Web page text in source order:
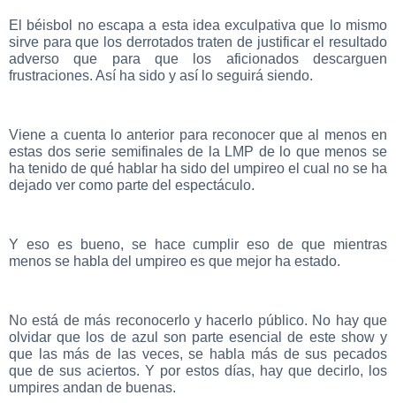
El béisbol no escapa a esta idea exculpativa que lo mismo
sirve para que los derrotados traten de justificar el resultado
adverso que para que los aficionados descarguen
frustraciones. Así ha sido y así lo seguirá siendo.
Viene a cuenta lo anterior para reconocer que al menos en
estas dos serie semifinales de la LMP de lo que menos se
ha tenido de qué hablar ha sido del umpireo el cual no se ha
dejado ver como parte del espectáculo.
Y eso es bueno, se hace cumplir eso de que mientras
menos se habla del umpireo es que mejor ha estado.
No está de más reconocerlo y hacerlo público. No hay que
olvidar que los de azul son parte esencial de este show y
que las más de las veces, se habla más de sus pecados
que de sus aciertos. Y por estos días, hay que decirlo, los
umpires andan de buenas.